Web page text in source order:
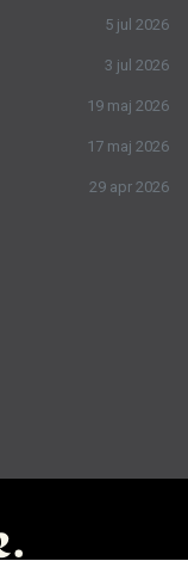
5 jul 2026
3 jul 2026
19 maj 2026
17 maj 2026
29 apr 2026